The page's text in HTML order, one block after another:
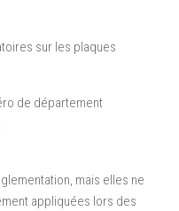
sur les plaques
de département
mais elles ne
appliquées lors des